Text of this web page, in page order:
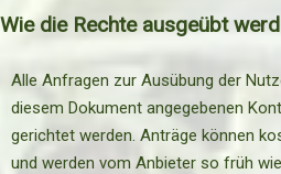
Wie die Rechte ausgeübt
Alle Anfragen zur Ausübung der
diesem Dokument angegebenen
gerichtet werden. Anträge können
und werden vom Anbieter so früh